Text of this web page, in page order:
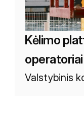
Kėlimo
operatoriai
Valstybinis